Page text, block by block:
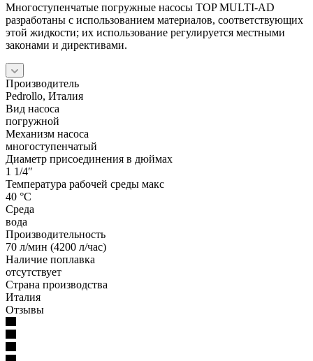
Многоступенчатые погружные насосы TOP MULTI-AD
разработаны с использованием материалов, соответствующих
этой жидкости; их использование регулируется местными
законами и директивами.
Производитель
Pedrollo, Италия
Вид насоса
погружной
Механизм насоса
многоступенчатый
Диаметр присоединения в дюймах
1 1/4″
Температура рабочей среды макс
40 °С
Среда
вода
Производительность
70 л/мин (4200 л/час)
Наличие поплавка
отсутствует
Страна производства
Италия
Отзывы